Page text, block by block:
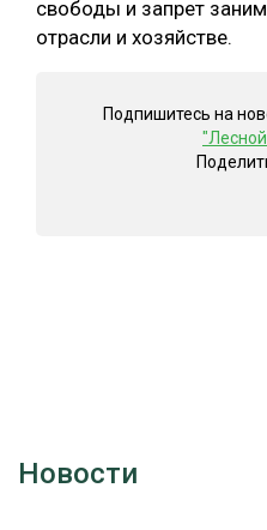
свободы и запрет
отрасли и хозяйстве.
Подпишитесь на
Новости